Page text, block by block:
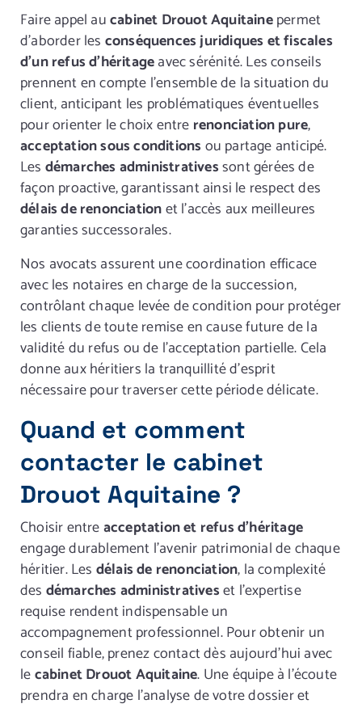
Faire appel aucabinet Drouot Aquitainepermet
d’aborder les conséquences juridiques et fiscales
d’un refus d’héritageavec sérénité. Les conseils
prennent en compte l’ensemble de la situation du
client, anticipant les problématiques éventuelles
pour orienter le choix entre renonciation pure,
acceptation sous conditions ou partage anticipé.
Les démarches administrativessont gérées de
façon proactive, garantissant ainsi le respect des
délais de renonciationet l’accès aux meilleures
garanties successorales.
Nos avocats assurent une coordination efficace
avec les notaires en charge de la succession,
contrôlant chaque levée de condition pour protéger
les clients de toute remise en cause future de la
validité du refus ou de l’acceptation partielle. Cela
donne aux héritiers la tranquillité d’esprit
nécessaire pour traverser cette période délicate.
Quand et comment
contacter le cabinet
Drouot Aquitaine ?
Choisir entreacceptation et refus d’héritage
engage durablement l’avenir patrimonial de chaque
héritier. Les délais de renonciation, la complexité
des démarches administrativeset l’expertise
requise rendent indispensable un
accompagnement professionnel. Pour obtenir un
conseil fiable, prenez contact dès aujourd’hui avec
lecabinet Drouot Aquitaine. Une équipe à l’écoute
prendra en charge l’analyse de votre dossier et